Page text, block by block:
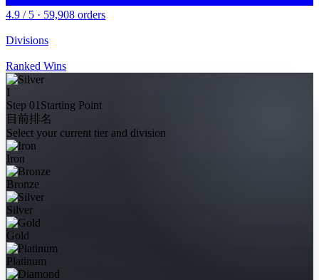
4.9 / 5 · 59,908 orders
Divisions
Ranked Wins
I
Step 01 Starting Point
目前排名
Select your current tier and division
Iron
Bronze
Silver
Gold
Platinum